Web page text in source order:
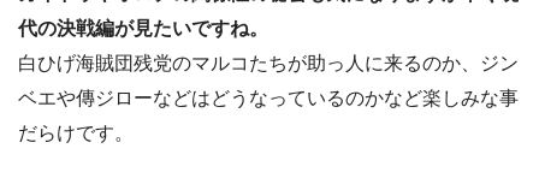
代の決戦編が見たいですね。
白ひげ海賊団残党のマルコたちが助っ人に来るのか、ジン
ベエや傳ジローなどはどうなっているのかなど楽しみな事
だらけです。